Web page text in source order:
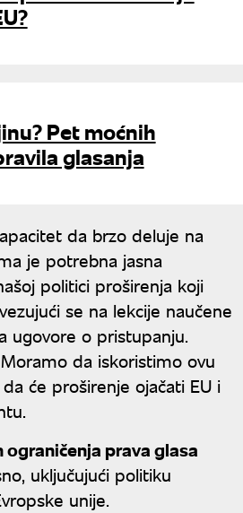
Pet moćnih
glasanja
da brzo deluje na
je potrebna jasna
politici proširenja koji
se na lekcije naučene
ugovore o pristupanju.
da iskoristimo ovu
će proširenje ojačati EU i
prava glasa
uključujući politiku
unije.